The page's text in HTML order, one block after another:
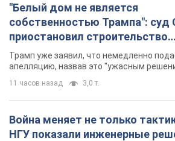
"Белый дом не является
собственностью Трампа":
приостановил строительство
бального зала стоимостью 400
долларов
Трамп уже заявил, что немедленно
апелляцию, назвав это "ужасным
11 часов назад 3,0 т.
Война меняет не только
НГУ показали инженерные